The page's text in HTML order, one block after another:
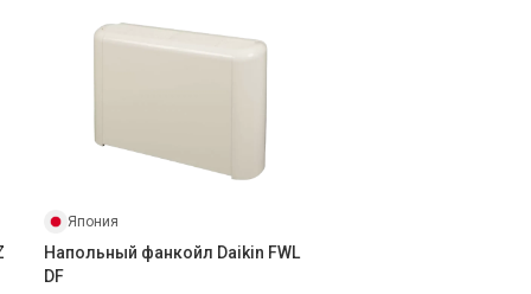
Япония
Напольный фанкойл Daikin FWL
DF